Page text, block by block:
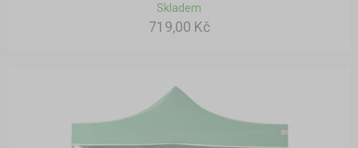
Skladem
719,00 Kč